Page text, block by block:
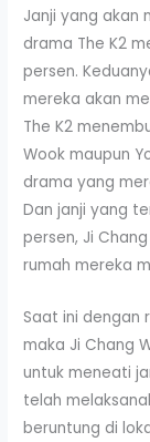
Janji yang akan
drama The K2
persen.
mereka akan
The K2
Wook maupun
drama yang
Dan janji yang
persen, Ji
rumah mereka
Saat ini dengan
maka Ji Chang
untuk meneati
telah
beruntung di